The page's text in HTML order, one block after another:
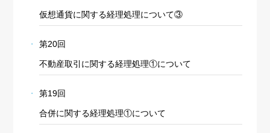
仮想通貨に関する経理処理について③
第20回
不動産取引に関する経理処理①について
第19回
合併に関する経理処理①について